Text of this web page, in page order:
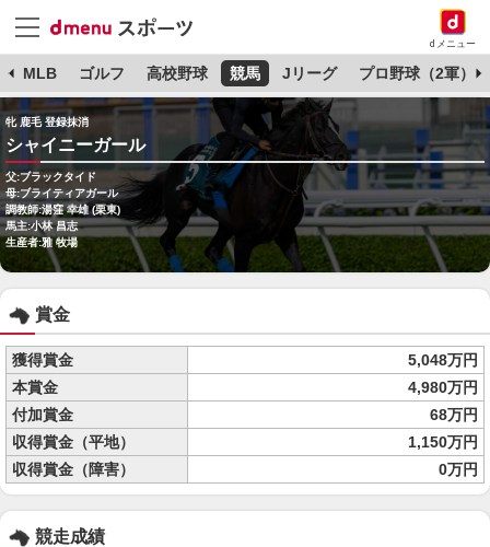
dメニュー
MLB ゴルフ 高校野球 競馬 Jリーグ プロ野球（2軍）
牝 鹿毛 登録抹消
シャイニーガール
父:ブラックタイド
母:ブライティアガール
調教師:湯窪 幸雄 (栗東)
馬主:小林 昌志
生産者:雅 牧場
賞金
獲得賞金
5,048万円
本賞金
4,980万円
付加賞金
68万円
収得賞金（平地）
1,150万円
収得賞金（障害）
0万円
競走成績